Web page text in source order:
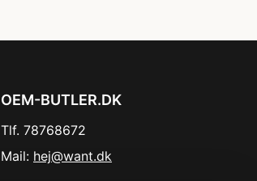
OEM-BUTLER.DK
Tlf. 78768672
Mail: hej@want.dk